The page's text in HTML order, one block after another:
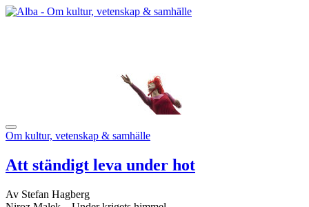
Om kultur, vetenskap & samhälle
Att ständigt leva under hot
Av Stefan Hagberg